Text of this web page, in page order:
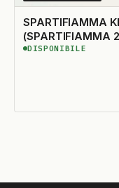
SPARTIFIAMMA KIT 4PZ.
(SPARTIFIAMMA
DISPONIBILE
DISPONIBILE